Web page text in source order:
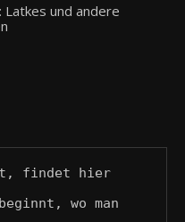
Latkes und andere
findet hier
wo man